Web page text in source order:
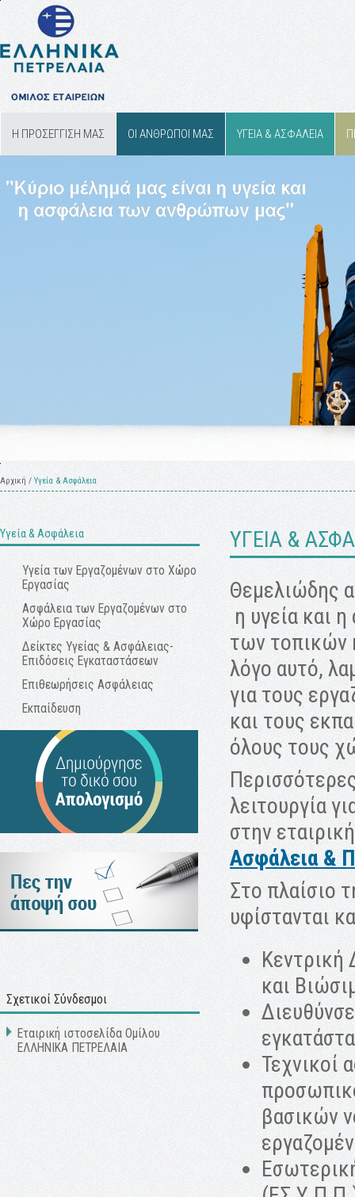
Η ΠΡΟΣΕΓΓΙΣΗ ΜΑΣ ΟΙ ΑΝΘΡΩΠΟΙ ΜΑΣ ΥΓΕΙΑ & ΑΣΦΑΛΕΙΑ
Αρχική / Υγεία & Ασφάλεια
Υγεία & Ασφάλεια
Υγεία των Εργαζομένων στο Xώρο
Eργασίας
Ασφάλεια των Εργαζομένων στο
Χώρο Εργασίας
Δείκτες Υγείας & Ασφάλειας-
Επιδόσεις Εγκαταστάσεων
Επιθεωρήσεις Aσφάλειας
Εκπαίδευση
Σχετικοί Σύνδεσμοι
Εταιρική ιστοσελίδα Ομίλου
ΕΛΛΗΝΙΚΑ ΠΕΤΡΕΛΑΙΑ
ΥΓΕΙΑ &
Θεμελιώδης
η υγεία και
των τοπικών
λόγο αυτό,
για τους
και τους
όλους τους
λειτουργία
στην
Ασφάλεια &
Στο πλαίσιο
υφίστανται
Κεντρική
και
Τεχνικοί
βασικών